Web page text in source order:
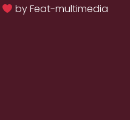
by Feat-multimedia